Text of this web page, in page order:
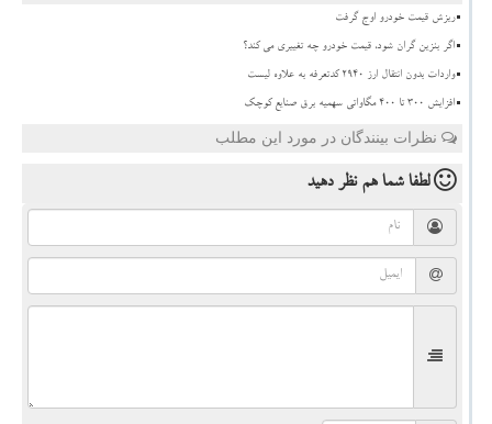
ریزش قیمت خودرو اوج گرفت
اگر بنزین گران شود، قیمت خودرو چه تغییری می کند؟
واردات بدون انتقال ارز ۲۹۴۰ کدتعرفه به علاوه لیست
افزایش 300 تا 400 مگاواتی سهمیه برق صنایع کوچک
نظرات بینندگان در مورد این مطلب
لطفا شما همنظر دهید